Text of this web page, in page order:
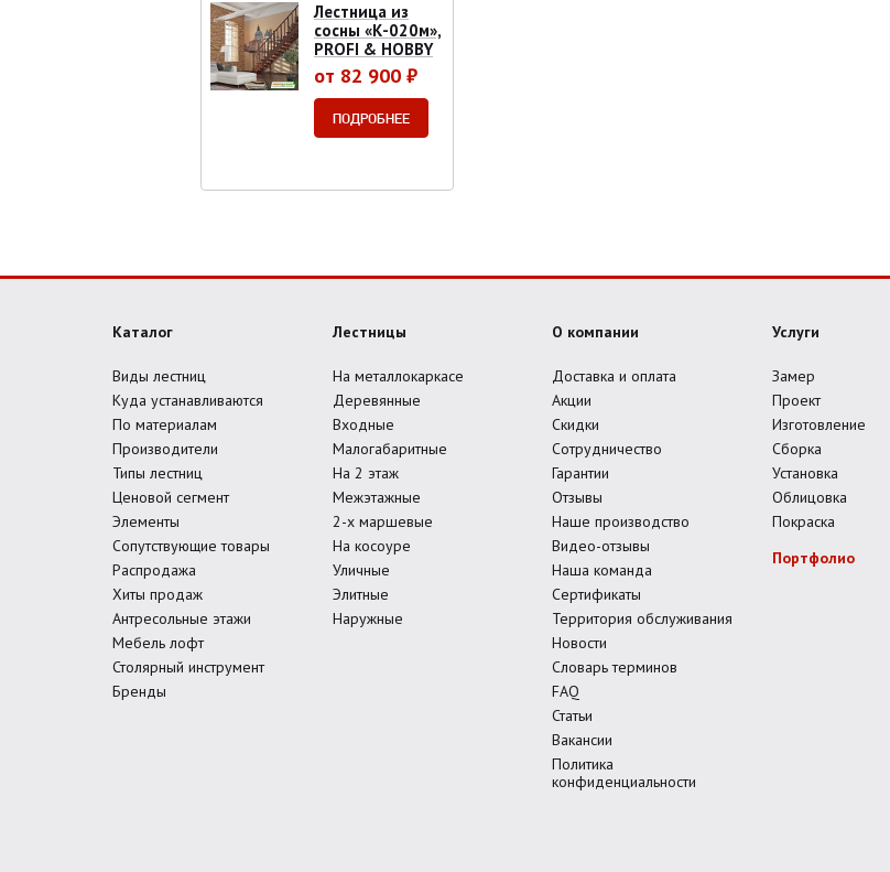
Лестница из
сосны «К-020м»,
PROFI & HOBBY
от 82 900 ₽
ПОДРОБНЕЕ
Каталог
Виды лестниц
Куда устанавливаются
По материалам
Производители
Типы лестниц
Ценовой сегмент
Элементы
Сопутствующие товары
Распродажа
Хиты продаж
Антресольные этажи
Мебель лофт
Столярный инструмент
Бренды
Лестницы
На металлокаркасе
Деревянные
Входные
Малогабаритные
На 2 этаж
Межэтажные
2-х маршевые
На косоуре
Уличные
Элитные
Наружные
О компании
Доставка и оплата
Акции
Скидки
Сотрудничество
Гарантии
Отзывы
Наше производство
Видео-отзывы
Наша команда
Сертификаты
Территория обслуживания
Новости
Словарь терминов
FAQ
Статьи
Вакансии
Политика
конфиденциальности
Услуги
Замер
Проект
Изготовление
Сборка
Установка
Облицовка
Покраска
Портфолио